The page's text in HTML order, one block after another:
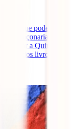
que podes
à Maçonaria, a
Visitar a Quinta da
num dos livros do